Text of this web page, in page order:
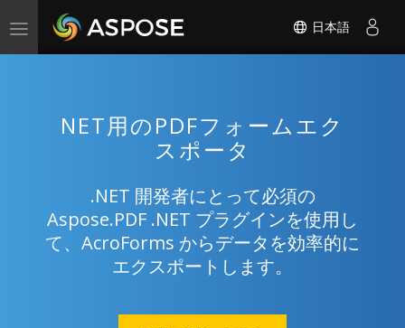
Toggle
日本語
NET用のPDFフォームエク
スポータ
.NET 開発者にとって必須の
Aspose.PDF .NET プラグインを使用し
て、AcroForms からデータを効率的に
エクスポートします。